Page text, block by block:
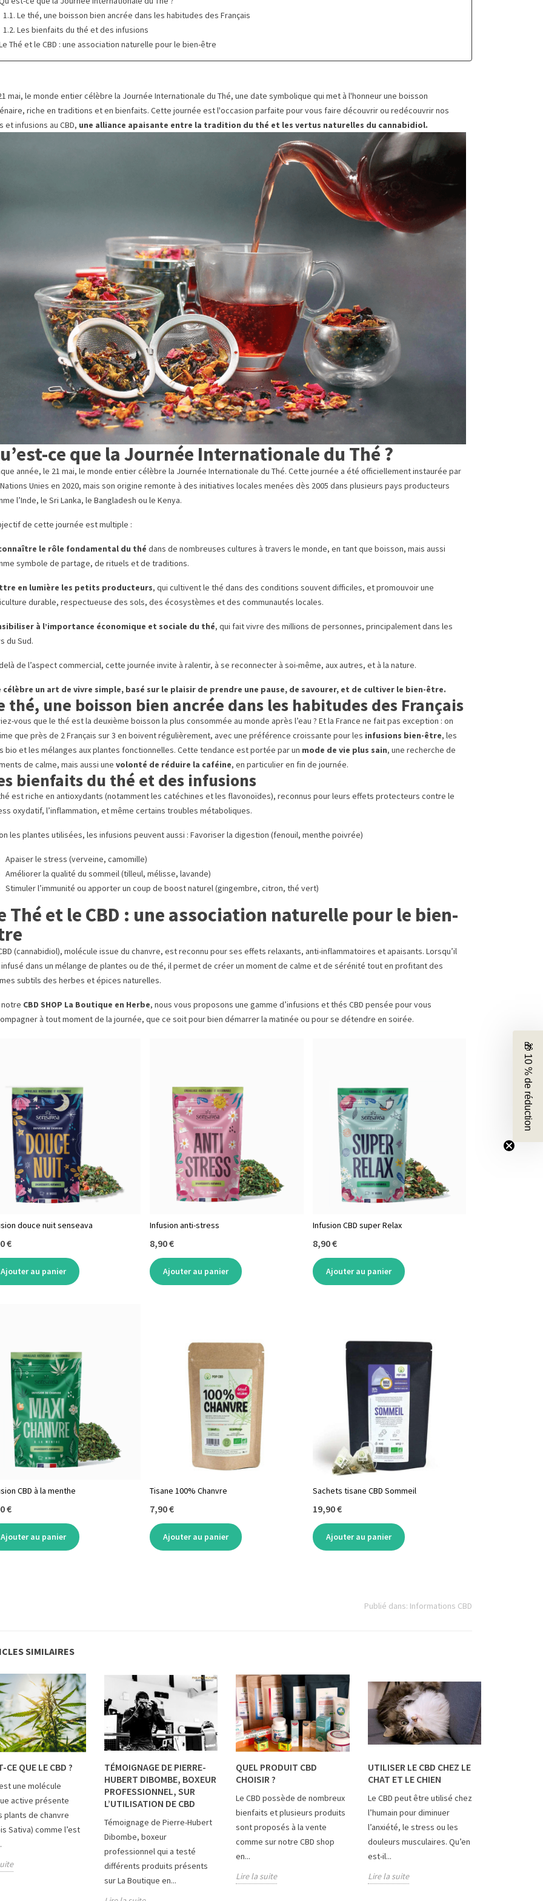
anti‑stress de fin
CBD et méditation : un duo
Célébrons la Journée
Internationale du Thé
Le 21 mai, à l’occasion de la Journée
Internationale du Thé, La Boutique
en Herbe met à l’honneur ses
infusions et...
Lire la suite
Tout Savoir sur le CBN : Effets,
Différences avec le CBD et
Bienfaits pour le Sommeil
Le CBN (cannabinol) est l'un des
nombreux cannabinoïdes présents
dans le cannabis et suscite de plus
en plus...
Lire la suite
1.1. Le thé, une boisson bien ancrée dans les habitudes des Français
1.2. Les bienfaits du thé et des infusions
Thé et le CBD : une association naturelle pour le bien-être
mai, le monde entier célèbre la Journée Internationale du Thé, une date symbolique qui met à l'honneur une boisson
riche en traditions et en bienfaits. Cette journée est l'occasion parfaite pour vous faire découvrir ou redécouvrir nos
etinfusions au CBD, une alliance apaisante entre la tradition du thé et les vertus naturelles du cannabidiol.
ce que la Journée Internationale du Thé ?
année, le 21 mai, le monde entier célèbre la Journée Internationale du Thé. Cette journée a été officiellement instaurée par
Unies en 2020, mais son origine remonte à des initiatives locales menées dès 2005 dans plusieurs pays producteurs
l’Inde, le Sri Lanka, le Bangladesh ou le Kenya.
de cette journée est multiple :
le rôle fondamental du thé dans de nombreuses cultures à travers le monde, en tant que boisson, mais aussi
symbole de partage, de rituels et de traditions.
en lumière les petits producteurs, qui cultivent le thé dans des conditions souvent difficiles, et promouvoir une
durable, respectueuse des sols, des écosystèmes et des communautés locales.
à l’importance économique et sociale du thé, qui fait vivre des millions de personnes, principalement dans les
du Sud.
de l’aspect commercial, cette journée invite à ralentir, à se reconnecter à soi-même, aux autres, et à la nature.
célèbre un art de vivre simple, basé sur le plaisir de prendre une pause, de savourer, et de cultiver le bien-être.
thé, une boisson bien ancrée dans les habitudes des Français
vous que le thé est la deuxième boisson la plus consommée au monde après l’eau ? Et la France ne fait pas exception : on
que près de 2 Français sur 3 en boivent régulièrement, avec une préférence croissante pour les infusions bien-être, les
bio et les mélanges aux plantes fonctionnelles. Cette tendance est portée par un mode de vie plus sain, une recherche de
de calme, mais aussi une volonté de réduire la caféine, en particulier en fin de journée.
bienfaits du thé et des infusions
est riche en antioxydants (notamment les catéchines et les flavonoïdes), reconnus pour leurs effets protecteurs contre le
oxydatif, l’inflammation, et même certains troubles métaboliques.
les plantes utilisées, les infusions peuvent aussi : Favoriser la digestion (fenouil, menthe poivrée)
Apaiser le stress (verveine, camomille)
Améliorer la qualité du sommeil (tilleul, mélisse, lavande)
Stimuler l’immunité ou apporter un coup de boost naturel (gingembre, citron, thé vert)
Thé et le CBD : une association naturelle pour le bien-
(cannabidiol), molécule issue du chanvre, est reconnu pour ses effets relaxants, anti-inflammatoires et apaisants. Lorsqu’il
dans un mélange de plantes ou de thé, il permet de créer un moment de calme et de sérénité tout en profitant des
subtils des herbes et épices naturelles.
notre CBD SHOP La Boutique en Herbe, nous vous proposons une gamme d’infusions et thés CBD pensée pour vous
à tout moment de la journée, que ce soit pour bien démarrer la matinée ou pour se détendre en soirée.
douce nuit senseava
€
Ajouter au panier
Infusion anti-stress
8,90 €
Ajouter au panier
Infusion CBD super Relax
8,90 €
Ajouter au panier
CBD à la menthe
€
Ajouter au panier
Tisane 100% Chanvre
7,90 €
Ajouter au panier
Sachets tisane CBD Sommeil
19,90 €
Ajouter au panier
Publié dans: Informations CBD
SIMILAIRES
CE QUE LE CBD ?
une molécule
active présente
plants de chanvre
Sativa) comme l’est
TÉMOIGNAGE DE PIERRE-
HUBERT DIBOMBE, BOXEUR
PROFESSIONNEL, SUR
L’UTILISATION DE CBD
Témoignage de Pierre-Hubert
Dibombe, boxeur
professionnel qui a testé
différents produits présents
sur La Boutique en...
QUEL PRODUIT CBD
CHOISIR ?
Le CBD possède de nombreux
bienfaits et plusieurs produits
sont proposés à la vente
comme sur notre CBD shop
en...
Lire la suite
UTILISER LE CBD CHEZ LE
CHAT ET LE CHIEN
Le CBD peut être utilisé chez
l’humain pour diminuer
l’anxiété, le stress ou les
douleurs musculaires. Qu’en
est-il...
Lire la suite
🎁 10 % de réduction